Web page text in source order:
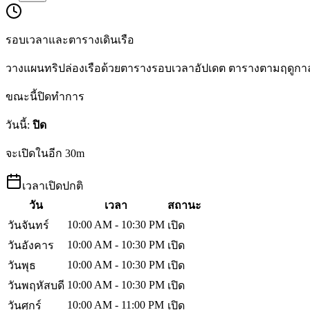
รอบเวลาและตารางเดินเรือ
วางแผนทริปล่องเรือด้วยตารางรอบเวลาอัปเดต ตารางตามฤดู
ขณะนี้ปิดทำการ
วันนี้: ปิด
จะเปิดในอีก 30m
เวลาเปิดปกติ
วัน
เวลา
สถานะ
วันจันทร์
10:00 AM - 10:30 PM เปิด
วันอังคาร
10:00 AM - 10:30 PM เปิด
วันพุธ
10:00 AM - 10:30 PM เปิด
วันพฤหัสบดี 10:00 AM - 10:30 PM เปิด
วันศุกร์
10:00 AM - 11:00 PM เปิด